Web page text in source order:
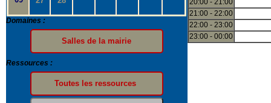
Domaines :
Ressources :
20:00 - 21:00
21:00 - 22:00
22:00 - 23:00
23:00 - 00:00